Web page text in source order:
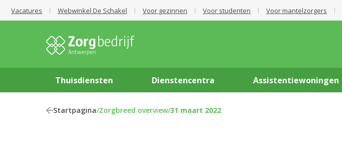
Vacatures Webwinkel De Schakel Voor gezinnen Voor studenten Voor mantelzorgers
Thuisdiensten Dienstencentra Assistentiewoningen
Startpagina/Zorgbreed overview/31 maart 2022